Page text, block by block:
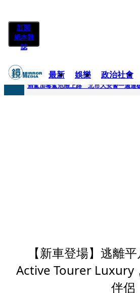
訂閱
紙本雜
誌
最新 娛樂 政治社會
快訊
酒駕加毒駕危險上路 北市大安警一週連
【新車登場】逃離
Active Tourer Luxury
伴侶